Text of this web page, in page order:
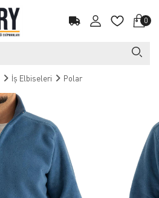
0
İş Elbiseleri Polar